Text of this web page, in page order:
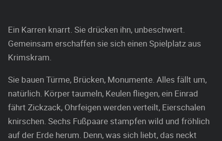
Ein Karren knarrt. Sie drücken ihn, unbeschwert.
Gemeinsam erschaffen sie sich einen Spielplatz aus
Krimskram.
Sie bauen Türme, Brücken, Monumente. Alles fällt um,
natürlich. Körper taumeln, Keulen fliegen, ein Einrad
fährt Zickzack, Ohrfeigen werden verteilt, Eierschalen
knirschen. Sechs Fußpaare stampfen wild und fröhlich
auf der Erde herum. Denn, was sich liebt, das neckt